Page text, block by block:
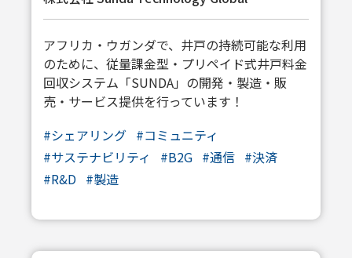
アフリカ・ウガンダで、井戸の持続可能な利用
のために、従量課金型・プリペイド式井戸料金
回収システム「SUNDA」の開発・製造・販
売・サービス提供を行っています！
#シェアリング #コミュニティ
#サステナビリティ
#B2G #通信 #決済
#R&D #製造